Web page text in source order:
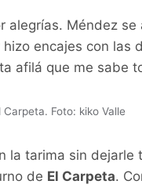
alegrías. Méndez se
encajes con las
afilá que me sabe
Carpeta. Foto: kiko Valle
la tarima sin dejarle
de El Carpeta.